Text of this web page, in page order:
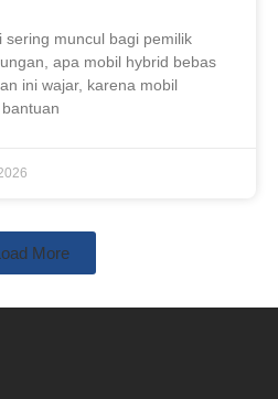
sering muncul bagi pemilik
apa mobil hybrid bebas
ini wajar, karena mobil
More